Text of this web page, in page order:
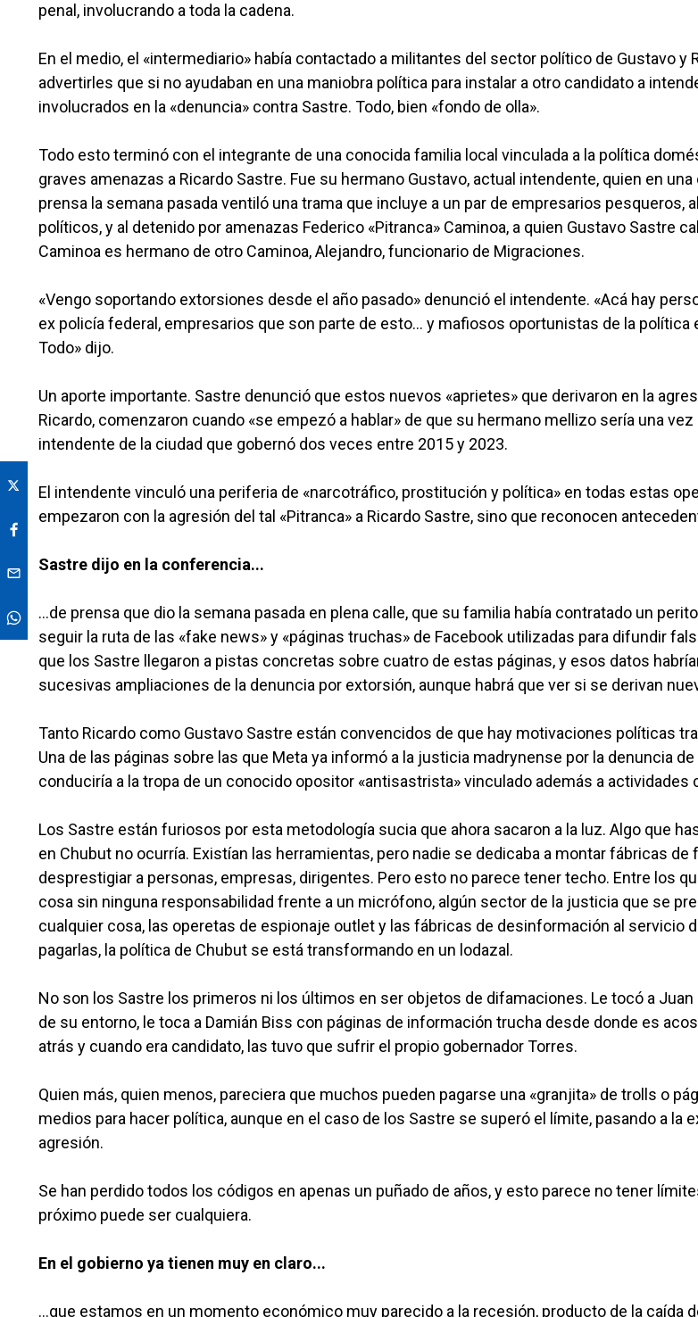
penal, involucrando a toda la cadena.
En el medio, el «intermediario» había contactado a militantes del sector político de Gustavo y
advertirles que si no ayudaban en una maniobra política para instalar a otro candidato a
involucrados en la «denuncia» contra Sastre. Todo, bien «fondo de olla».
Todo esto terminó con el integrante de una conocida familia local vinculada a la política
graves amenazas a Ricardo Sastre. Fue su hermano Gustavo, actual intendente, quien en
prensa la semana pasada ventiló una trama que incluye a un par de empresarios pesqueros,
políticos, y al detenido por amenazas Federico «Pitranca» Caminoa, a quien Gustavo Sastre
Caminoa es hermano de otro Caminoa, Alejandro, funcionario de Migraciones.
«Vengo soportando extorsiones desde el año pasado» denunció el intendente. «Acá hay
ex policía federal, empresarios que son parte de esto... y mafiosos oportunistas de la política
Todo» dijo.
Un aporte importante. Sastre denunció que estos nuevos «aprietes» que derivaron en la
Ricardo, comenzaron cuando «se empezó a hablar» de que su hermano mellizo sería una
intendente de la ciudad que gobernó dos veces entre 2015 y 2023.
El intendente vinculó una periferia de «narcotráfico, prostitución y política» en todas estas
empezaron con la agresión del tal «Pitranca» a Ricardo Sastre, sino que reconocen
Sastre dijo en la conferencia...
...de prensa que dio la semana pasada en plena calle, que su familia había contratado un
seguir la ruta de las «fake news» y «páginas truchas» de Facebook utilizadas para difundir
que los Sastre llegaron a pistas concretas sobre cuatro de estas páginas, y esos datos
sucesivas ampliaciones de la denuncia por extorsión, aunque habrá que ver si se derivan
Tanto Ricardo como Gustavo Sastre están convencidos de que hay motivaciones políticas
Una de las páginas sobre las que Meta ya informó a la justicia madrynense por la denuncia
conduciría a la tropa de un conocido opositor «antisastrista» vinculado además a actividades
Los Sastre están furiosos por esta metodología sucia que ahora sacaron a la luz. Algo que
en Chubut no ocurría. Existían las herramientas, pero nadie se dedicaba a montar fábricas de
desprestigiar a personas, empresas, dirigentes. Pero esto no parece tener techo. Entre los
cosa sin ninguna responsabilidad frente a un micrófono, algún sector de la justicia que se
cualquier cosa, las operetas de espionaje outlet y las fábricas de desinformación al servicio
pagarlas, la política de Chubut se está transformando en un lodazal.
No son los Sastre los primeros ni los últimos en ser objetos de difamaciones. Le tocó a Juan
de su entorno, le toca a Damián Biss con páginas de información trucha desde donde es
atrás y cuando era candidato, las tuvo que sufrir el propio gobernador Torres.
Quien más, quien menos, pareciera que muchos pueden pagarse una «granjita» de trolls o
medios para hacer política, aunque en el caso de los Sastre se superó el límite, pasando a la
agresión.
Se han perdido todos los códigos en apenas un puñado de años, y esto parece no tener
próximo puede ser cualquiera.
En el gobierno ya tienen muy en claro...
...que estamos en un momento económico muy parecido a la recesión, producto de la caída